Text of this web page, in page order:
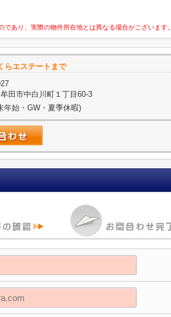
あり、実際の物件所在地とは異なる場合がございます。
らエステートまで
田市中白川町１丁目60-3
始・GW・夏季休暇)